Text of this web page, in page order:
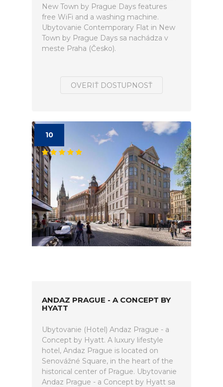
New Town by Prague Days features
free WiFi and a washing machine.
Ubytovanie Contemporary Flat in New
Town by Prague Days sa nachádza v
meste Praha (Česko).
OVERIŤ DOSTUPNOSŤ
10
ANDAZ PRAGUE - A CONCEPT BY
HYATT
Ubytovanie (Hotel) Andaz Prague - a
Concept by Hyatt. A luxury lifestyle
hotel, Andaz Prague is located on
Senovážné Square, in the heart of the
historical center of Prague. Ubytovanie
Andaz Prague - a Concept by Hyatt sa